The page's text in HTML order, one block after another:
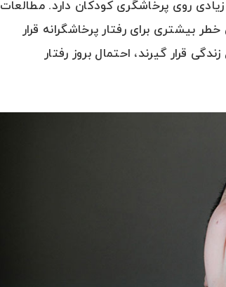
روی پرخاشگری کودکان دارد. مطالعات
بیشتری برای رفتار پرخاشگرانه قرار
قرار گیرند، احتمال بروز رفتار